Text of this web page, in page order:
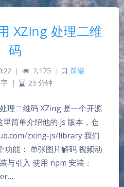
XZing 处理二维
码
| 2,175 |
前端
| 23 分钟
理二维码 XZing 是一个开源
简单介绍他的 js 版本，仓
zxing-js/library 我们
功能： 单张图片解码 视频动
与引入 使用 npm 安装：